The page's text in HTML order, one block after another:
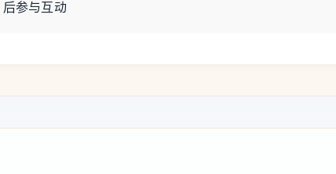
后参与互动